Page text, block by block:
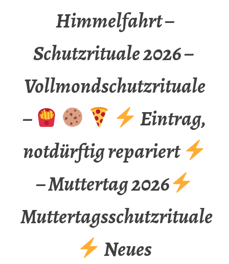
Himmelfahrt –
Schutzrituale 2026 –
Vollmondschutzrituale
–
Eintrag,
notdürftig repariert
– Muttertag 2026
Muttertagsschutzrituale
Neues